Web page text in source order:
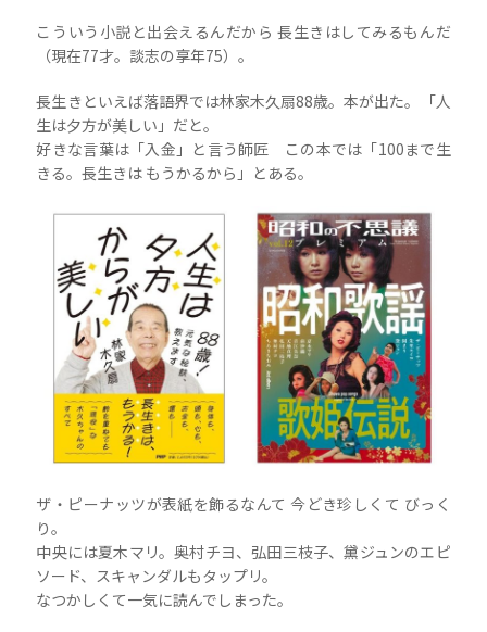
こういう小説と出会えるんだから 長生きはしてみるもんだ
（現在77才。談志の享年75）。
長生きといえば落語界では林家木久扇88歳。本が出た。「人
生は夕方が美しい」だと。
好きな言葉は「入金」と言う師匠 この本では「100まで生
きる。長生きは もうかるから」とある。
ザ・ピーナッツが表紙を飾るなんて 今どき珍しくて びっく
り。
中央には夏木マリ。奥村チヨ、弘田三枝子、黛ジュンのエピ
ソード、スキャンダルもタップリ。
なつかしくて一気に読んでしまった。